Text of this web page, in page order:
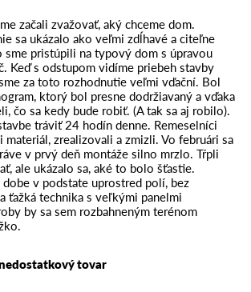
začali zvažovať, aký chceme dom.
sa ukázalo ako veľmi zdĺhavé a citeľne
sme pristúpili na typový dom s úpravou
Keď s odstupom vidíme priebeh stavby
za toto rozhodnutie veľmi vďační. Bol
ktorý bol presne dodržiavaný a vďaka
čo sa kedy bude robiť. (A tak sa aj robilo).
tráviť 24 hodín denne. Remeselníci
zrealizovali a zmizli. Vo februári sa
v prvý deň montáže silno mrzlo. Tŕpli
ale ukázalo sa, aké to bolo šťastie.
v podstate uprostred polí, bez
ťažká technika s veľkými panelmi
by sa sem rozbahneným terénom
tovar